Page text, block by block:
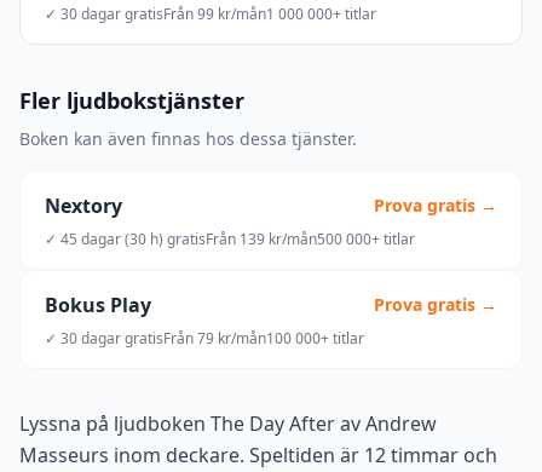
✓ 30 dagar gratisFrån 99 kr/mån1 000 000+ titlar
Fler ljudbokstjänster
Boken kan även finnas hos dessa tjänster.
Nextory Prova gratis →
✓ 45 dagar (30 h) gratisFrån 139 kr/mån500 000+ titlar
Bokus Play Prova gratis →
✓ 30 dagar gratisFrån 79 kr/mån100 000+ titlar
Lyssna på ljudboken The Day After av Andrew
Masseurs inom deckare. Speltiden är 12 timmar och